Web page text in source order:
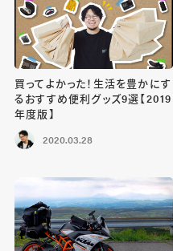
買ってよかった！生活を豊かにす
るおすすめ便利グッズ9選【2019
年度版】
2020.03.28